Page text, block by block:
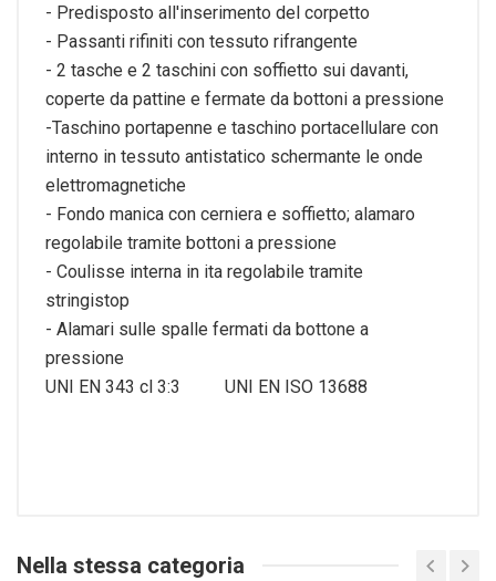
- Predisposto all'inserimento del corpetto
- Passanti rifiniti con tessuto rifrangente
- 2 tasche e 2 taschini con soffietto sui davanti,
coperte da pattine e fermate da bottoni a pressione
-Taschino portapenne e taschino portacellulare con
interno in tessuto antistatico schermante le onde
elettromagnetiche
- Fondo manica con cerniera e soffietto; alamaro
regolabile tramite bottoni a pressione
- Coulisse interna in ita regolabile tramite
stringistop
- Alamari sulle spalle fermati da bottone a
pressione
UNI EN 343 cl 3:3 UNI EN ISO 13688
Nella stessa categoria